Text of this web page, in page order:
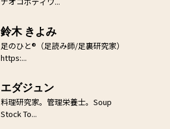
鈴木 きよみ
足のひと®（足読み師/足裏研究家）
https:...
エダジュン
料理研究家。管理栄養士。Soup
Stock To...